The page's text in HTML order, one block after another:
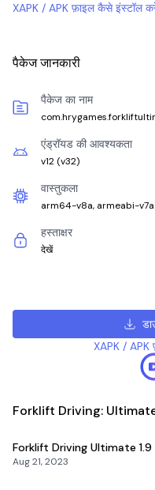
XAPK / APK फ़ाइल कैसे इंस्टॉल
पैकेज जानकारी
पैकेज का नाम
एंड्रॉयड की आवश्यकता
v12 (v32)
वास्तुकला
arm64-v8a, armeabi-v7a
हस्ताक्षर
देखें
XAPK /
Forklift Driving:
Forklift Driving Ultimate 1.9
Aug 21, 2023